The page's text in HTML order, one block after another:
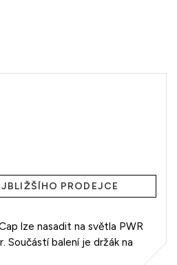
PRODEJCE
lze nasadit na světla PWR
Součástí balení je držák na